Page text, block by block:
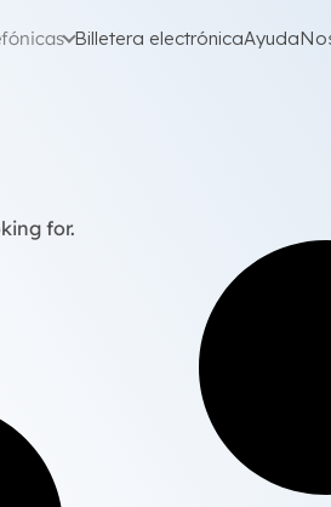
Billetera electrónicaAyuda
for.